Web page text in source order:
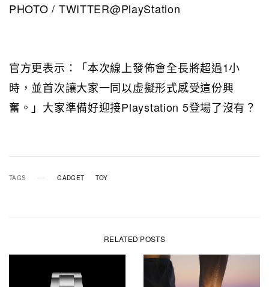
PHOTO / TWITTER@PlayStation
官方更表示：「本次線上發佈會全長將超過1小
時，並首次讓大家一同以虚擬形式感受這份興
奮。」大家準備好迎接Playstation 5登場了沒有？
TAGS GADGET TOY
RELATED POSTS